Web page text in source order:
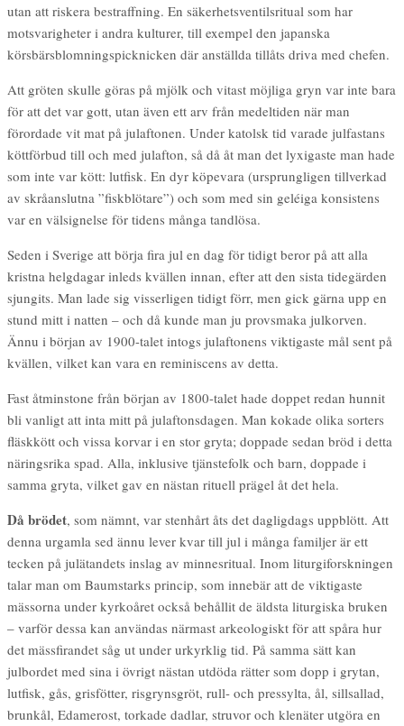
utan att riskera bestraffning. En säkerhetsventilsritual som har
motsvarigheter i andra kulturer, till exempel den japanska
körsbärsblomningspicknicken där anställda tillåts driva med chefen.
Att gröten skulle göras på mjölk och vitast möjliga gryn var inte bara
för att det var gott, utan även ett arv från medeltiden när man
förordade vit mat på julaftonen. Under katolsk tid varade julfastans
köttförbud till och med julafton, så då åt man det lyxigaste man hade
som inte var kött: lutfisk. En dyr köpevara (ursprungligen tillverkad
av skråanslutna ”fiskblötare”) och som med sin geléiga konsistens
var en välsignelse för tidens många tandlösa.
Seden i Sverige att börja fira jul en dag för tidigt beror på att alla
kristna helgdagar inleds kvällen innan, efter att den sista tidegärden
sjungits. Man lade sig visserligen tidigt förr, men gick gärna upp en
stund mitt i natten – och då kunde man ju provsmaka julkorven.
Ännu i början av 1900-talet intogs julaftonens viktigaste mål sent på
kvällen, vilket kan vara en reminiscens av detta.
Fast åtminstone från början av 1800-talet hade doppet redan hunnit
bli vanligt att inta mitt på julaftonsdagen. Man kokade olika sorters
fläskkött och vissa korvar i en stor gryta; doppade sedan bröd i detta
näringsrika spad. Alla, inklusive tjänstefolk och barn, doppade i
samma gryta, vilket gav en nästan rituell prägel åt det hela.
Då brödet, som nämnt, var stenhårt åts det dagligdags uppblött. Att
denna urgamla sed ännu lever kvar till jul i många familjer är ett
tecken på julätandets inslag av minnesritual. Inom liturgiforskningen
talar man om Baumstarks princip, som innebär att de viktigaste
mässorna under kyrkoåret också behållit de äldsta liturgiska bruken
– varför dessa kan användas närmast arkeologiskt för att spåra hur
det mässfirandet såg ut under urkyrklig tid. På samma sätt kan
julbordet med sina i övrigt nästan utdöda rätter som dopp i grytan,
lutfisk, gås, grisfötter, risgrynsgröt, rull- och pressylta, ål, sillsallad,
brunkål, Edamerost, torkade dadlar, struvor och klenäter utgöra en